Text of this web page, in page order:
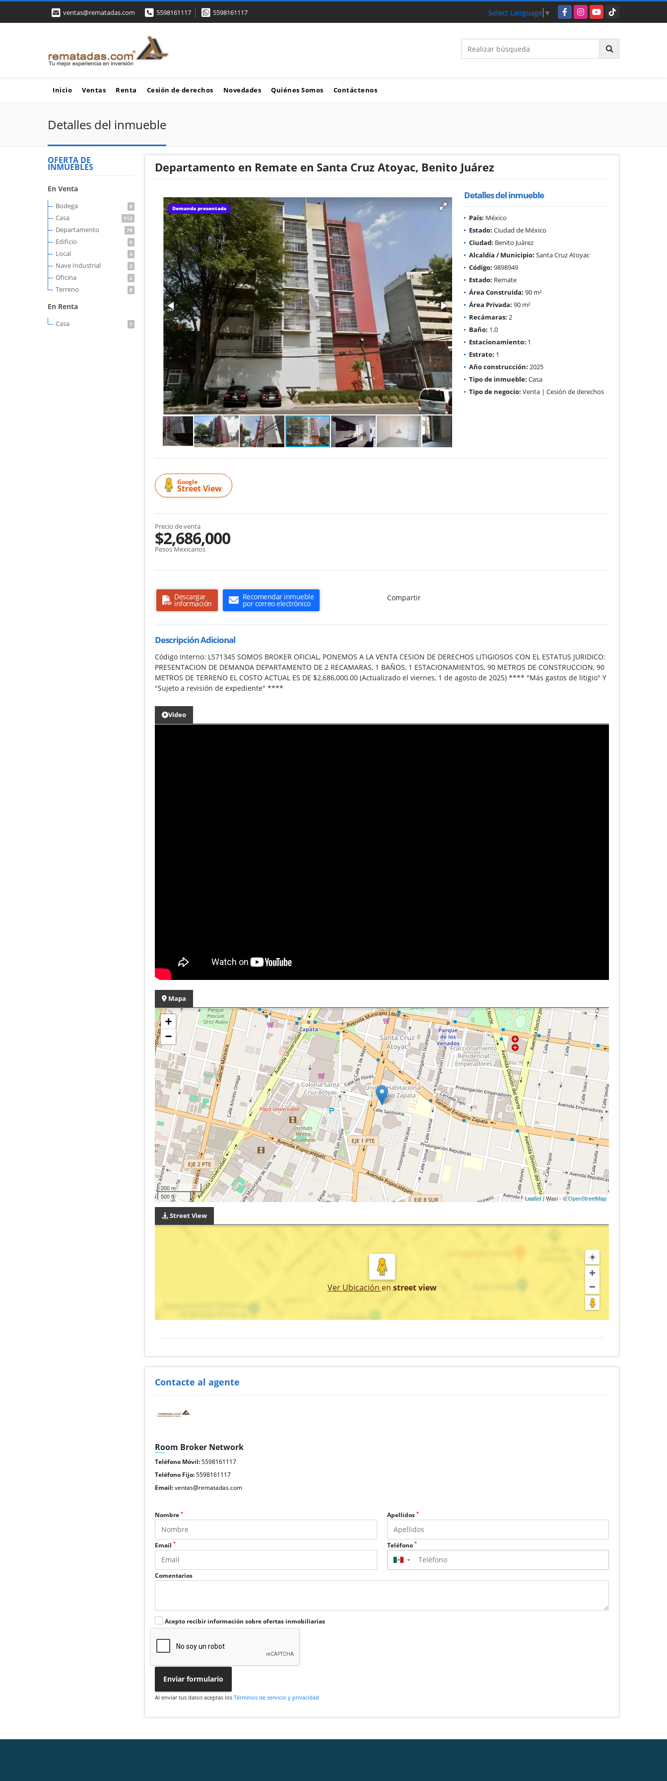
ventas@rematadas.com 5598161117 5598161117 Select Language ▼ FacebookInstagramYouTubeTikTok
Inicio Ventas Renta Cesión de derechos Novedades Quiénes Somos Contáctenos
Detalles del inmueble
OFERTA DE
INMUEBLES
En Venta
Bodega 6
Casa 513
Departamento 79
Edificio 5
Local 4
Nave Industrial 2
Oficina 2
Terreno 8
En Renta
Casa 1
Departamento en Remate en Santa Cruz Atoyac, Benito Juárez
Demanda presentada
Detalles del inmueble
País: México
Estado: Ciudad de México
Ciudad: Benito Juárez
Alcaldía / Municipio: Santa Cruz Atoyac
Código: 9898949
Estado: Remate
Área Construida: 90 m²
Área Privada: 90 m²
Recámaras: 2
Baño: 1.0
Estacionamiento: 1
Estrato: 1
Año construcción: 2025
Tipo de inmueble: Casa
Tipo de negocio: Venta | Cesión de derechos
Google
Street View
Precio de venta
$2,686,000
Pesos Mexicanos
Descargar
información
Recomendar inmueble
por correo electrónico
Compartir
Descripción Adicional
Código Interno: LS71345 SOMOS BROKER OFICIAL, PONEMOS A LA VENTA CESION DE DERECHOS LITIGIOSOS CON EL ESTATUS JURIDICO:
PRESENTACION DE DEMANDA DEPARTAMENTO DE 2 RECAMARAS, 1 BAÑOS, 1 ESTACIONAMIENTOS, 90 METROS DE CONSTRUCCION, 90
METROS DE TERRENO EL COSTO ACTUAL ES DE $2,686,000.00 (Actualizado el viernes, 1 de agosto de 2025) **** "Más gastos de litigio" Y
"Sujeto a revisión de expediente" ****
Video
Mapa
+
−
200 m
500 ft
Leaflet| Wasi - ©OpenStreetMap
Street View
Ver Ubicación en street view
Contacte al agente
Room Broker Network
Teléfono Móvil:5598161117
Teléfono Fijo:5598161117
Email:ventas@rematadas.com
Nombre* Apellidos *
Email* Teléfono *
▼
Comentarios
Acepto recibir información sobre ofertas inmobiliarias
Enviar formulario
Al enviar tus datos aceptas losTérminos de servicio y privacidad